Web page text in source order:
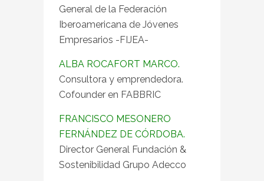
General de la Federación
Iberoamericana de Jóvenes
Empresarios -FIJEA-
ALBA ROCAFORT MARCO.
Consultora y emprendedora.
Cofounder en FABBRIC
FRANCISCO MESONERO
FERNÁNDEZ DE CÓRDOBA.
Director General Fundación &
Sostenibilidad Grupo Adecco